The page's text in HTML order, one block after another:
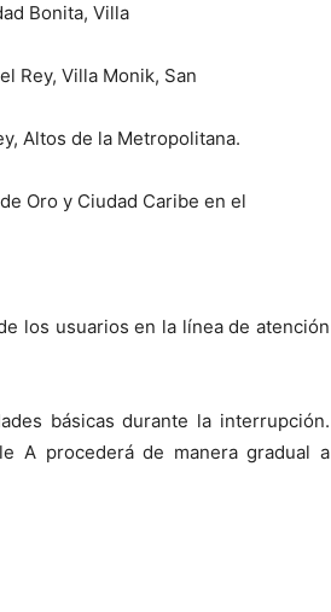
Bonita, Villa
Rey, Villa Monik, San
Altos de la Metropolitana.
Oro y Ciudad Caribe en el
los usuarios en la línea de atención
básicas durante la interrupción.
A procederá de manera gradual a